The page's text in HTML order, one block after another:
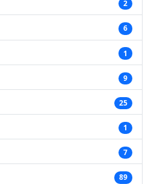
2
6
1
9
25
1
7
89